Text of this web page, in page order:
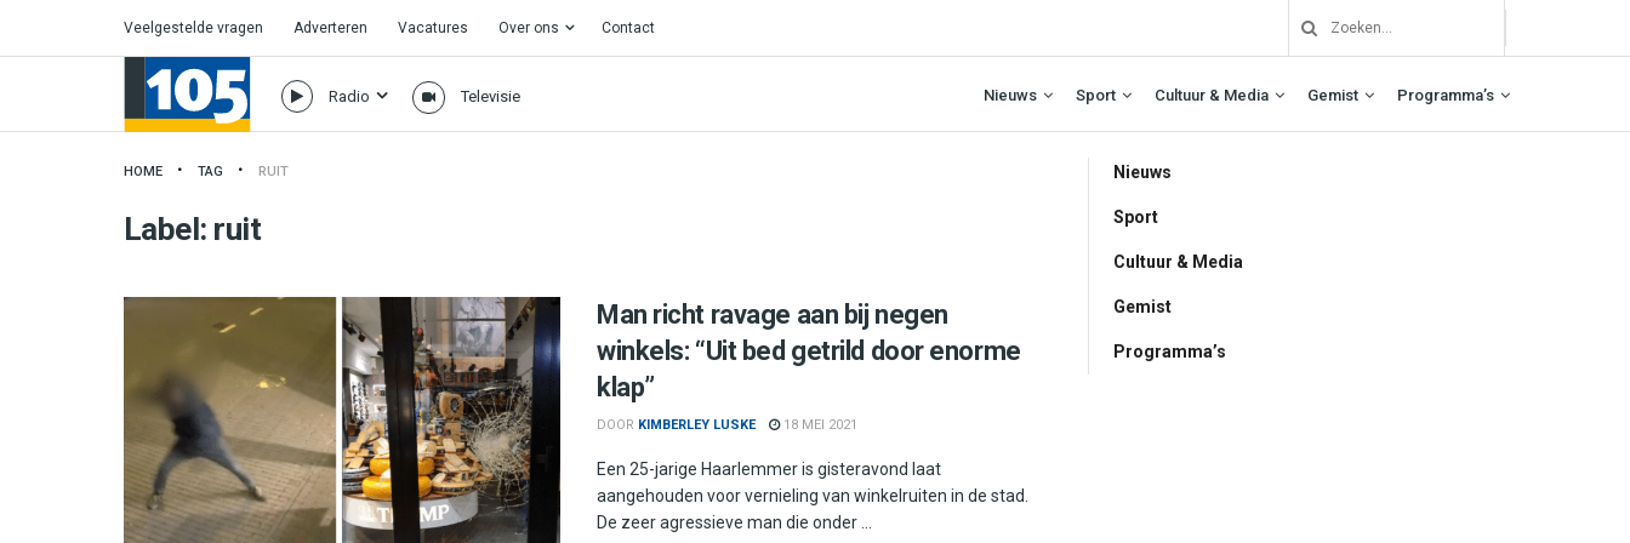
Veelgestelde vragen Adverteren Vacatures Over ons Contact
Radio Televisie Nieuws Sport Cultuur & Media Gemist Programma’s
HOME TAG RUIT
Label: ruit
Man richt ravage aan bij negen
winkels: “Uit bed getrild door enorme
klap”
DOOR KIMBERLEY LUSKE 18 MEI 2021
Een 25-jarige Haarlemmer is gisteravond laat
aangehouden voor vernieling van winkelruiten in de stad.
De zeer agressieve man die onder ...
Nieuws
Sport
Cultuur & Media
Gemist
Programma’s